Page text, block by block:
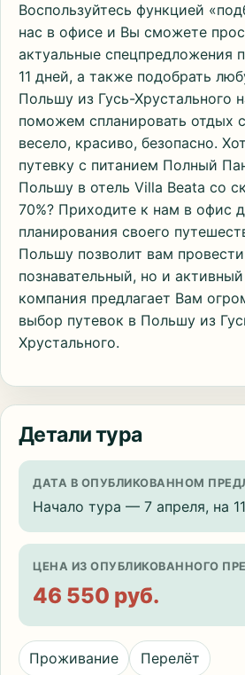
Воспользуйтесь функцией
нас в офисе и Вы сможете
актуальные спецпредложения
11 дней, а также подобрать
Польшу из Гусь-Хрустального
поможем спланировать отдых
весело, красиво, безопасно.
путевку с питанием Полный
Польшу в отель Villa Beata со
70%? Приходите к нам в офис
планирования своего
Польшу позволит вам
познавательный, но и
компания предлагает Вам
выбор путевок в Польшу из
Хрустального.
Детали тура
ДАТА В ОПУБЛИКОВАННОМ
Начало тура — 7 апреля, на
ЦЕНА ИЗ ОПУБЛИКОВАННОГО
46 550 руб.
Проживание Перелёт